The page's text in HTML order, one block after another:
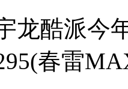
龙酷派今
春雷